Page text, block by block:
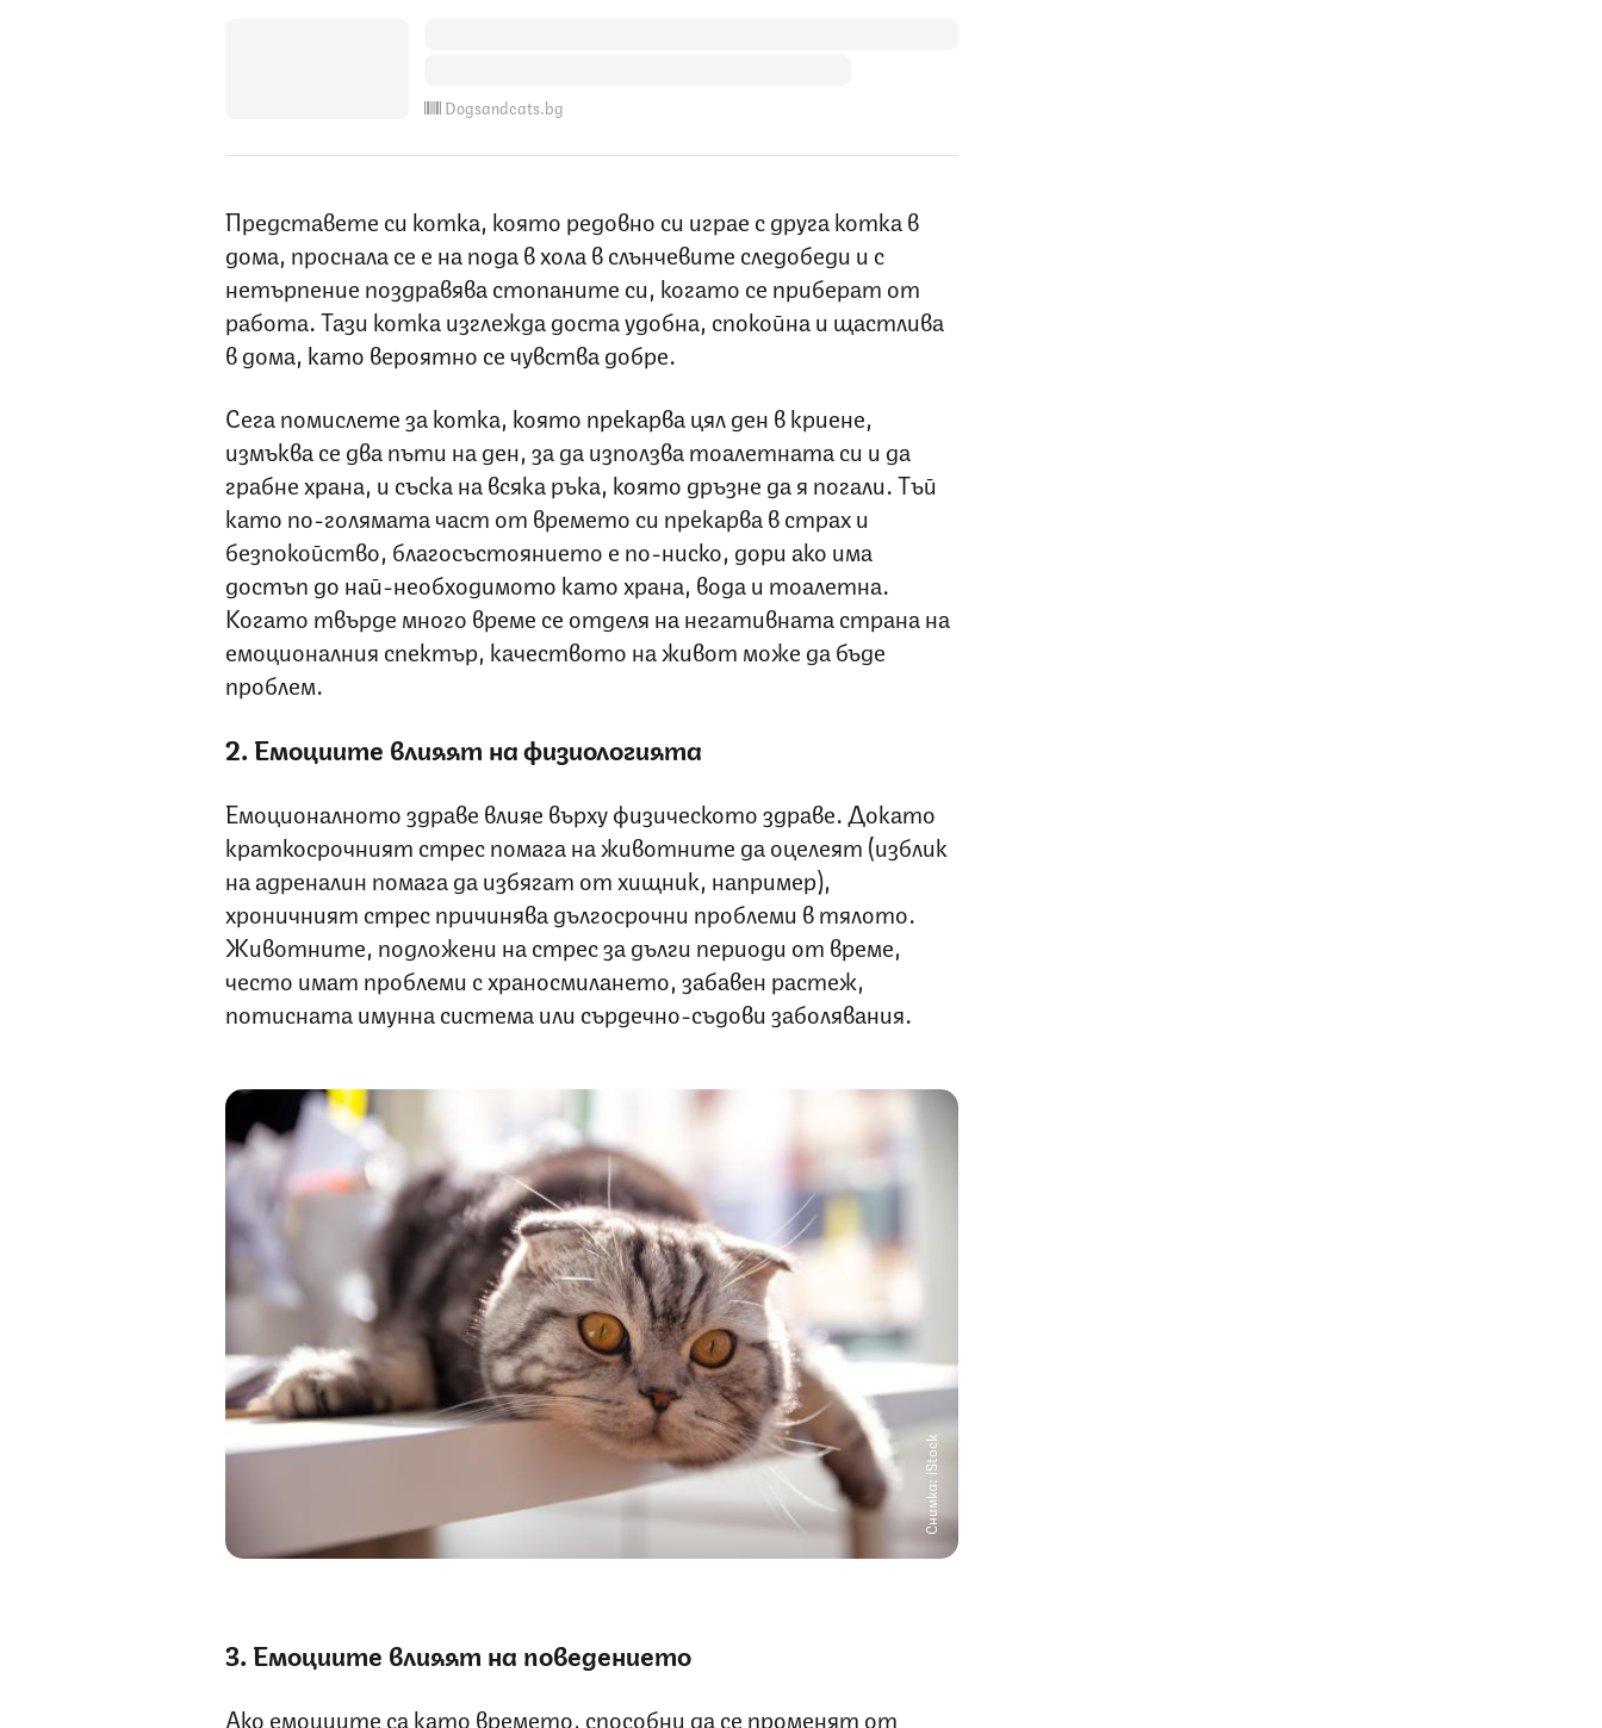
Dogsandcats.bg
Представете си котка, която редовно си играе с друга котка в
дома, проснала се е на пода в хола в слънчевите следобеди и с
нетърпение поздравява стопаните си, когато се приберат от
работа. Тази котка изглежда доста удобна, спокойна и щастлива
в дома, като вероятно се чувства добре.
Сега помислете за котка, която прекарва цял ден в криене,
измъква се два пъти на ден, за да използва тоалетната си и да
грабне храна, и съска на всяка ръка, която дръзне да я погали. Тъй
като по-голямата част от времето си прекарва в страх и
безпокойство, благосъстоянието е по-ниско, дори ако има
достъп до най-необходимото като храна, вода и тоалетна.
Когато твърде много време се отделя на негативната страна на
емоционалния спектър, качеството на живот може да бъде
проблем.
2. Емоциите влияят на физиологията
Емоционалното здраве влияе върху физическото здраве. Докато
краткосрочният стрес помага на животните да оцелеят (изблик
на адреналин помага да избягат от хищник, например),
хроничният стрес причинява дългосрочни проблеми в тялото.
Животните, подложени на стрес за дълги периоди от време,
често имат проблеми с храносмилането, забавен растеж,
потисната имунна система или сърдечно-съдови заболявания.
Снимка: iStock
3. Емоциите влияят на поведението
Ако емоциите са като времето, способни да се променят от